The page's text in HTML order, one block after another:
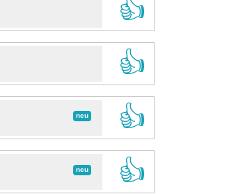
👍
👍
neu
👍
neu
👍